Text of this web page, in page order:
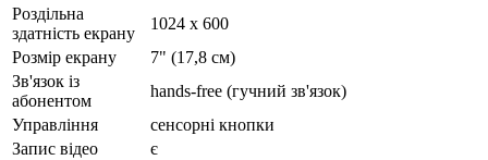
Роздільна
здатність екрану
1024 x 600
Розмір екрану
7" (17,8 см)
Зв'язок із
абонентом
hands-free (гучний зв'язок)
Управління
сенсорні кнопки
Запис відео
є